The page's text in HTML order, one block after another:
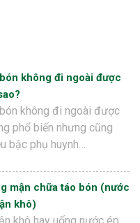
không đi ngoài được
không đi ngoài được
phổ biến nhưng cũng
bậc phụ huynh…
mận chữa táo bón (nước
khô)